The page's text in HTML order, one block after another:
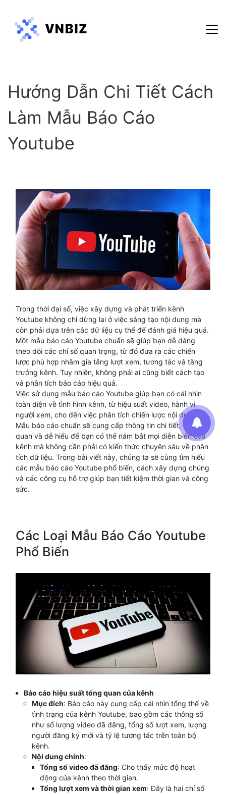
Blog
Hướng Dẫn Chi Tiết Cách
Làm Mẫu Báo Cáo
Youtube
Trong thời đại số, việc xây dựng và phát triển kênh
Youtube không chỉ dừng lại ở việc sáng tạo nội dung mà
còn phải dựa trên các dữ liệu cụ thể để đánh giá hiệu quả.
Một mẫu báo cáo Youtube chuẩn sẽ giúp bạn dễ dàng
theo dõi các chỉ số quan trọng, từ đó đưa ra các chiến
lược phù hợp nhằm gia tăng lượt xem, tương tác và tăng
trưởng kênh. Tuy nhiên, không phải ai cũng biết cách tạo
và phân tích báo cáo hiệu quả.
Việc sử dụng mẫu báo cáo Youtube giúp bạn có cái nhìn
toàn diện về tình hình kênh, từ hiệu suất video, hành vi
người xem, cho đến việc phân tích chiến lược nội dung.
Mẫu báo cáo chuẩn sẽ cung cấp thông tin chi tiết, trực
quan và dễ hiểu để bạn có thể nắm bắt mọi diễn biến của
kênh mà không cần phải có kiến thức chuyên sâu về phân
tích dữ liệu. Trong bài viết này, chúng ta sẽ cùng tìm hiểu
các mẫu báo cáo Youtube phổ biến, cách xây dựng chúng
và các công cụ hỗ trợ giúp bạn tiết kiệm thời gian và công
sức.
Các Loại Mẫu Báo Cáo Youtube
Phổ Biến
Báo cáo hiệu suất tổng quan của kênh
Mục đích: Báo cáo này cung cấp cái nhìn tổng thể về
tình trạng của kênh Youtube, bao gồm các thông số
như số lượng video đã đăng, tổng số lượt xem, lượng
người đăng ký mới và tỷ lệ tương tác trên toàn bộ
kênh.
Nội dung chính:
Tổng số video đã đăng: Cho thấy mức độ hoạt
động của kênh theo thời gian.
Tổng lượt xem và thời gian xem: Đây là hai chỉ số